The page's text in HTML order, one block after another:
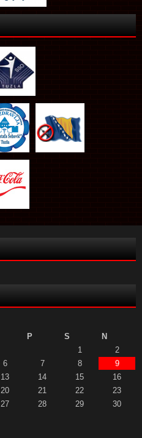
P S
N
1
2
6 7 8
9
13 14 15
16
20 21 22
23
27 28 29
30